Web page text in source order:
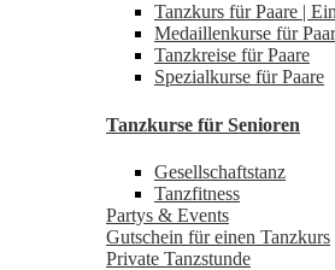
Tanzkurs für Paare |
Medaillenkurse für
Tanzkreise für Paare
Spezialkurse für Paare
Tanzkurse für Senioren
Gesellschaftstanz
Tanzfitness
Partys & Events
Gutschein für einen Tanzkurs
Private Tanzstunde